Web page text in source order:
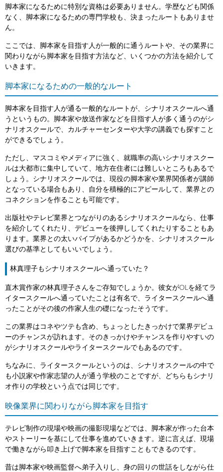
脚本家になるために特別な資格は必要ありません。学歴なども関係
なく、脚本家になるための専門学校も、決まったルートもありませ
ん。
ここでは、脚本家を目指す人が一般的に通うルートや、その業界に
関わりながら脚本家を目指す方法など、いくつかの方法を紹介して
いきます。
脚本家になるための一般的なルート
脚本家を目指す人が通る一般的なルートが、シナリオスクールへ通
うというもの。脚本家や放送作家などを目指す人が多く通うのがシ
ナリオスクールで、カルチャーセンターや大学の講義でも探すこと
ができるでしょう。
ただし、マスコミやメディアに強く、就職率の高いシナリオスクー
ルは大都市に集中していて、地方在住者には難しいところもあるで
しょう。シナリオスクールでは、現役の脚本家や業界関係者が講師
となっている場合もあり、自分を積極的にアピールして、業界との
コネクションを作ることも可能です。
出版社やテレビ業界とつながりのあるシナリオスクールなら、仕事
を紹介してくれたり、デビューを後押ししてくれたりすることもあ
ります。業界との太いパイプがあるかどうかを、シナリオスクール
選びの基準としてもいいでしょう。
林真理子もシナリオスクールへ通っていた？
直木賞作家の林真理子さんをご存知でしょうか。彼女がOLを経てラ
イタースクールへ通っていたことは有名で、ライタースクールへ通
ったことがその後の作家人生の礎になったそうです。
この業界はコネやツテも含め、ちょっとしたきっかけで業界デビュ
ーのチャンスが訪れます。そのきっかけやチャンスを作りやすいの
がシナリオスクールやライタースクールでもあるのです。
ちなみに、ライタースクールというのは、シナリオスクールの中で
も小説家や作家志望の人が通う学校のことですが、どちらもシナリ
オ作りの学校という点では同じです。
映像業界に関わりながら脚本家を目指す
テレビ制作の現場や映画の撮影現場などでは、脚本家が作った台本
やストーリーを基にして仕事を進めていきます。逆に言えば、現場
で働きながら叩き上げで脚本家を目指すこともできるのです。
昔は脚本家や映画監督へ弟子入りし、身の回りの世話をしながら仕